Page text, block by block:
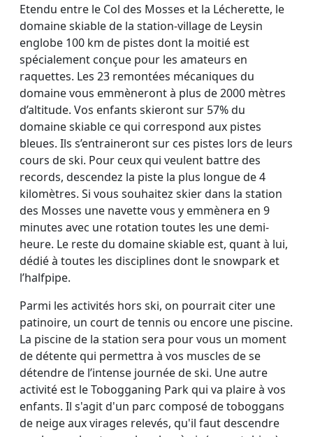
Etendu entre le Col des Mosses et la Lécherette, le
domaine skiable de la station-village de Leysin
englobe 100 km de pistes dont la moitié est
spécialement conçue pour les amateurs en
raquettes. Les 23 remontées mécaniques du
domaine vous emmèneront à plus de 2000 mètres
d’altitude. Vos enfants skieront sur 57% du
domaine skiable ce qui correspond aux pistes
bleues. Ils s’entraineront sur ces pistes lors de leurs
cours de ski. Pour ceux qui veulent battre des
records, descendez la piste la plus longue de 4
kilomètres. Si vous souhaitez skier dans la station
des Mosses une navette vous y emmènera en 9
minutes avec une rotation toutes les une demi-
heure. Le reste du domaine skiable est, quant à lui,
dédié à toutes les disciplines dont le snowpark et
l’halfpipe.
Parmi les activités hors ski, on pourrait citer une
patinoire, un court de tennis ou encore une piscine.
La piscine de la station sera pour vous un moment
de détente qui permettra à vos muscles de se
détendre de l’intense journée de ski. Une autre
activité est le Tobogganing Park qui va plaire à vos
enfants. Il s'agit d'un parc composé de toboggans
de neige aux virages relevés, qu'il faut descendre